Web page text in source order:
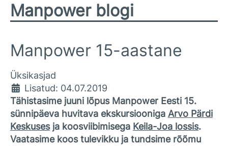
Manpower blogi
Manpower 15-aastane
Üksikasjad
Lisatud: 04.07.2019
Tähistasime juuni lõpus Manpower Eesti 15.
sünnipäeva huvitava ekskursiooniga Arvo Pärdi
Keskusesja koosviibimisega Keila-Joa lossis.
Vaatasime koos tulevikku ja tundsime rõõmu